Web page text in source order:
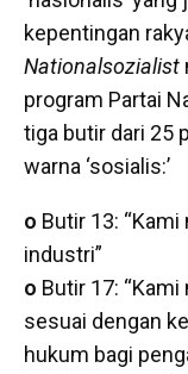
kepentingan
Nationalsozialist
program Partai
tiga butir dari 25
warna ‘sosialis:’
o Butir 13:
industri”
o Butir 17:
sesuai dengan
hukum bagi